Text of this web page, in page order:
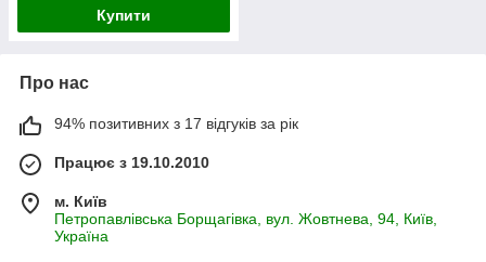
Купити
Про нас
94% позитивних з 17 відгуків за рік
Працює з 19.10.2010
м. Київ
Петропавлівська Борщагівка, вул. Жовтнева, 94, Київ,
Україна